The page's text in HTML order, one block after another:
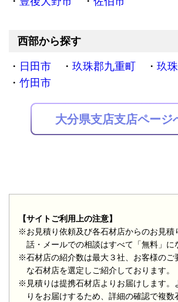
西部から探す
日田市 玖珠郡九重町
玖
竹田市
大分県支店支店ページ
【サイトご利用上の注意】
※お見積り依頼及び各石材店からのお見積
話・メールでの相談はすべて「無料」に
※石材店の紹介数は最大３社、お客様のご
な石材店を選定しご紹介しております。
※見積りは提携石材店よりお届けします。
りをお届けするため、詳細の確認で複数